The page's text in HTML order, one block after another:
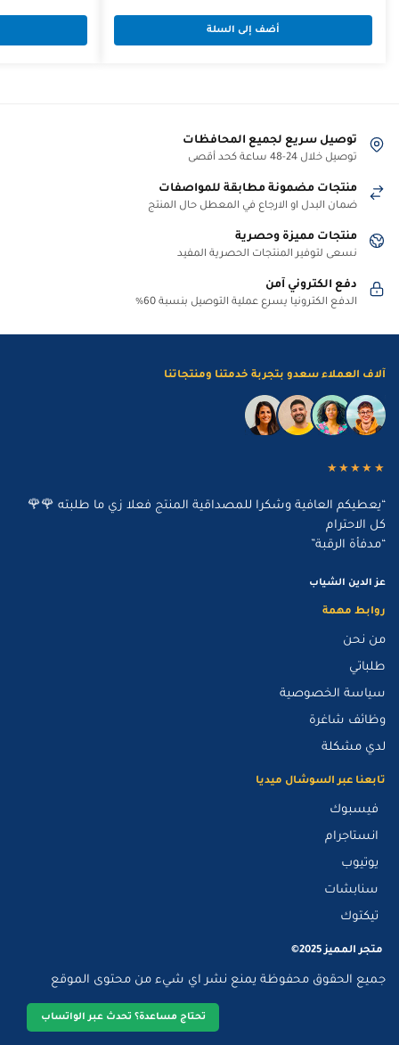
تحتاج مساعدة؟ تحدث عبر الواتساب
الأصلي
هو:
الحالي
هو:
أضف إلى السلة
توصيل سريع لجميع المحافظات
توصيل خلال 24-48 ساعة كحد أقصى
منتجات مضمونة مطابقة للمواصفات
ضمان البدل او الارجاع في المعطل حال المنتج
منتجات مميزة وحصرية
نسعى لتوفير المنتجات الحصرية المفيد
دفع الكتروني آمن
الدفع الكترونيا يسرع عملية التوصيل بنسبة 60%
آلاف العملاء سعدو بتجربة خدمتنا ومنتجاتنا
★★★★★
“يعطيكم العافية وشكرا للمصداقية المنتج فعلا زي ما طلبته 🌹🌹
كل الاحترام
“مدفأة الرقبة”
عز الدين الشياب
روابط مهمة
من نحن
طلباتي
سياسة الخصوصية
وظائف شاغرة
لدي مشكلة
تابعنا عبر السوشال ميديا
فيسبوك
انستاجرام
يوتيوب
سنابشات
تيكتوك
متجر المميز 2025©
جميع الحقوق محفوظة يمنع نشر اي شيء من محتوى الموقع